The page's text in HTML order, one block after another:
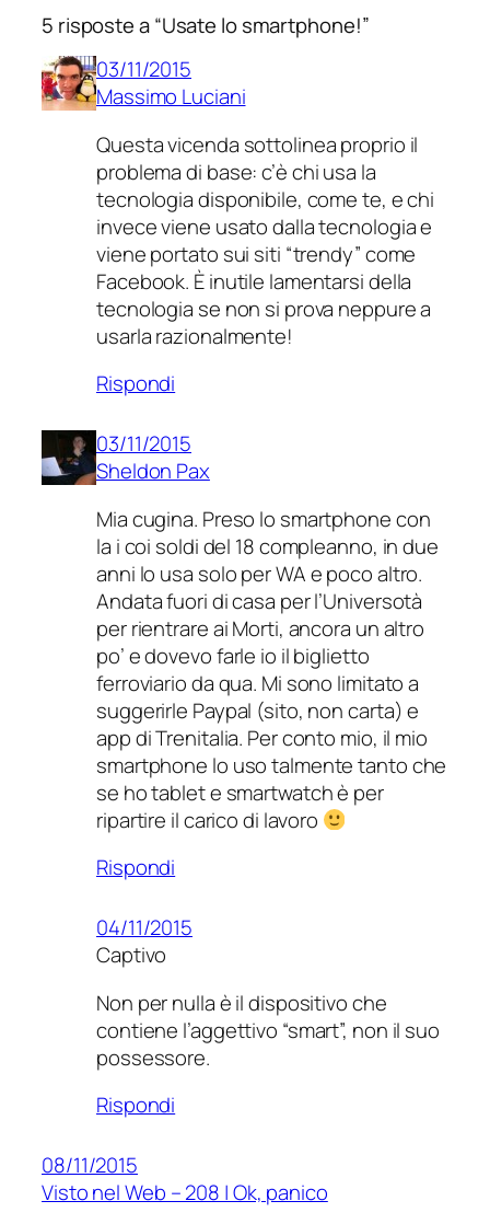
5 risposte a “Usate lo smartphone!”
03/11/2015
Massimo Luciani
Questa vicenda sottolinea proprio il
problema di base: c’è chi usa la
tecnologia disponibile, come te, e chi
invece viene usato dalla tecnologia e
viene portato sui siti “trendy” come
Facebook. È inutile lamentarsi della
tecnologia se non si prova neppure a
usarla razionalmente!
Rispondi
03/11/2015
Sheldon Pax
Mia cugina. Preso lo smartphone con
la i coi soldi del 18 compleanno, in due
anni lo usa solo per WA e poco altro.
Andata fuori di casa per l’Universotà
per rientrare ai Morti, ancora un altro
po’ e dovevo farle io il biglietto
ferroviario da qua. Mi sono limitato a
suggerirle Paypal (sito, non carta) e
app di Trenitalia. Per conto mio, il mio
smartphone lo uso talmente tanto che
se ho tablet e smartwatch è per
ripartire il carico di lavoro
Rispondi
04/11/2015
Captivo
Non per nulla è il dispositivo che
contiene l’aggettivo “smart”, non il suo
possessore.
Rispondi
08/11/2015
Visto nel Web – 208 | Ok, panico